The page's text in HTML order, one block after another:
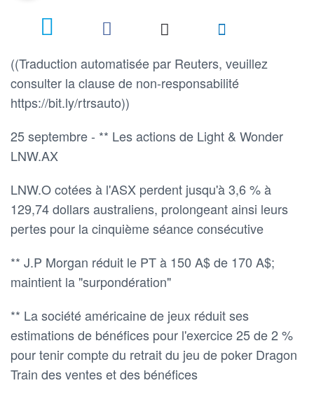
((Traduction automatisée par Reuters, veuillez
consulter la clause de non-responsabilité
https://bit.ly/rtrsauto))
25 septembre - ** Les actions de Light & Wonder
LNW.AX
LNW.O cotées à l'ASX perdent jusqu'à 3,6 % à
129,74 dollars australiens, prolongeant ainsi leurs
pertes pour la cinquième séance consécutive
** J.P Morgan réduit le PT à 150 A$ de 170 A$;
maintient la "surpondération"
** La société américaine de jeux réduit ses
estimations de bénéfices pour l'exercice 25 de 2 %
pour tenir compte du retrait du jeu de poker Dragon
Train des ventes et des bénéfices